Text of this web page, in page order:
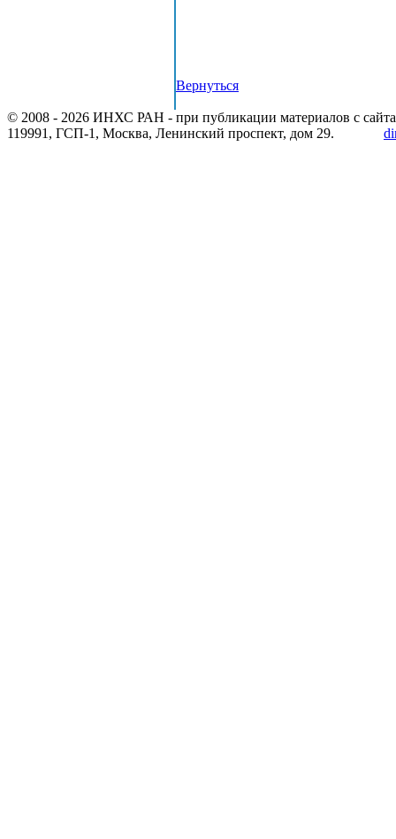
Вернуться
© 2008 - 2026 ИНХС РАН - при публикации материалов с сайта
119991, ГСП-1, Москва, Ленинский проспект, дом 29.